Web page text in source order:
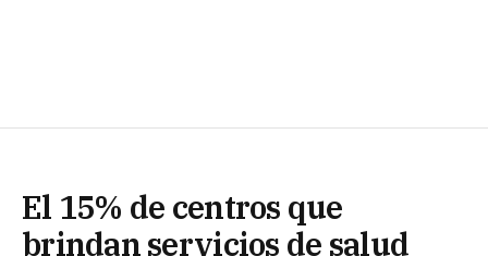
El 15% de centros que
brindan servicios de salud